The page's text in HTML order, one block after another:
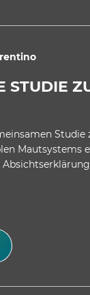
STUDIE
Mautsystems